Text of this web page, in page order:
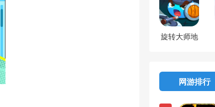
旋转大师地
网游排行